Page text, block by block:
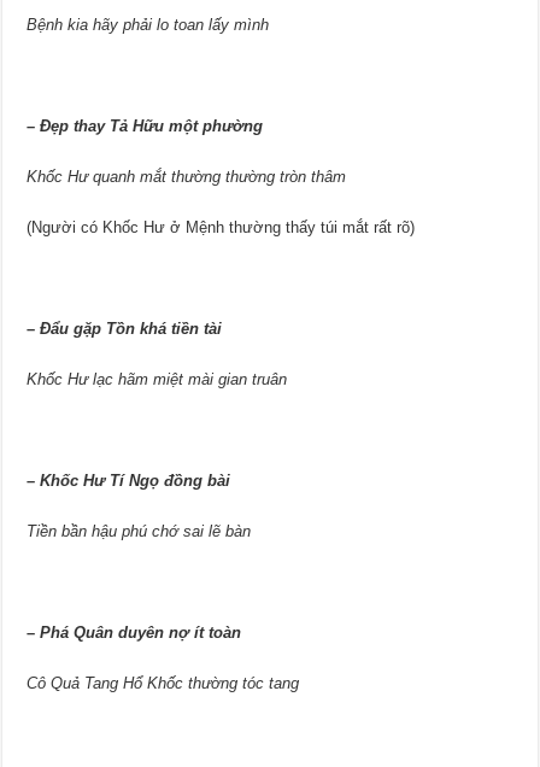
Bệnh kia hãy phải lo toan lấy mình
–Đẹp thay Tả Hữu một phường
Khốc Hư quanh mắt thường thường tròn thâm
(Người có Khốc Hư ở Mệnh thường thấy túi mắt rất rõ)
–Đẩu gặp Tồn khá tiền tài
Khốc Hư lạc hãm miệt mài gian truân
–Khốc Hư Tí Ngọ đồng bài
Tiền bần hậu phú chớ sai lẽ bàn
–Phá Quân duyên nợ ít toàn
Cô Quả Tang Hổ Khốc thường tóc tang